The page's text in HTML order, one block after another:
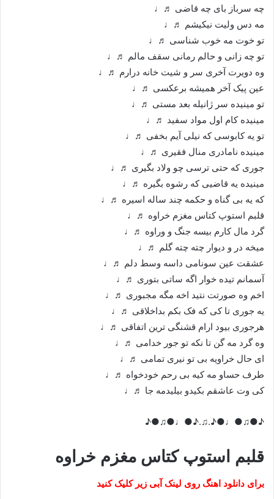
چه سرباز بای چه قاضی ♬♩
مه دس ولیت نیکیشم ♬♩
تو خوت مه خوب شناسی ♬♩
تو چه زانی و حالم رمانی سقف مالم ♬♩
وه دویرت آخری سر و شیت خانه درارم ♬♩
عین پیک آخر همیشه برعکسی ♬♩
تو مینیده سر ژانیله بعد مستی ♬♩
مینیده کام اول مواد سفید ♬♩
تو یه کابوسی که نیلی آیم بخفی ♬♩
مینیده نامادری منال فقیری ♬♩
جوری که حتی ترسی چو ولاد بگیری ♬♩
مینیده یه قاضیی که رشوه بگیره ♬♩
که یه بی گناه و حکمه چند ساله اسیره ♬♩
قلبم استوپ کتاس مغزم خراوه ♬♩
گرد مال کارم بیسه جنگ و وراوه ♬♩
میخه در و دیوار چته چته گلم ♬♩
عشقت عین سونامی داسه وسط دلم ♬♩
آسمانم تیده خوار اگه ساتی بتوری ♬♩
اخم وه صورتت نتید اخه مگه مجبوری ♬♩
یه جوری تا کی که فک بکم بداخلاقی ♬♩
هرجوری بیود ارام قشنگی ترین اتفاقی ♬♩
وه گرد مه گن تا نکه تو جور خدامی ♬♩
ای حال خراویه بی تو نیری تمامی ♬♩
طرف حساو مه کیه بی رحم خودخواه ♬♩
کی وت عاشقم بکیدو بیلیدمه جا ♬♩
♪●♫●♩●♪.♫.♪●♩●♫●♪
قلبم استوپ کتاس مغزم خراوه
برای دانلود اهنگ روی لینک آبی زیر کلیک کنید